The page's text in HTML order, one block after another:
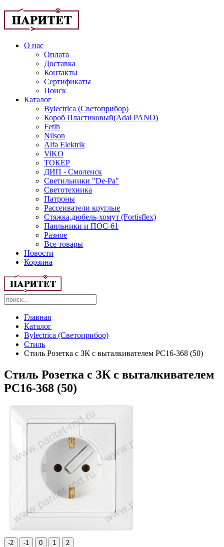
О нас
Оплата
Доставка
Контакты
Сертификаты
Поиск
Каталог
Bylectrica (Светоприбор)
Короб Пластиковый(Adal PANO)
Fetih
Nilson
Alfa Elektrik
ViKO
ТОКЕР
ДИП - Смоленск
Светильники "De-Pa"
Светотехника
Патроны
Рассеиватели круглые
Стяжка,дюбель-хомут (Fortisflex)
Паяльники и ПОС-61
Разное
Все товары
Новости
Корзина
Главная
Каталог
Bylectrica (Светоприбор)
Стиль
Стиль Розетка с ЗК с выталкивателем РС16-368 (50)
Стиль Розетка с ЗК с выталкивателем
РС16-368 (50)